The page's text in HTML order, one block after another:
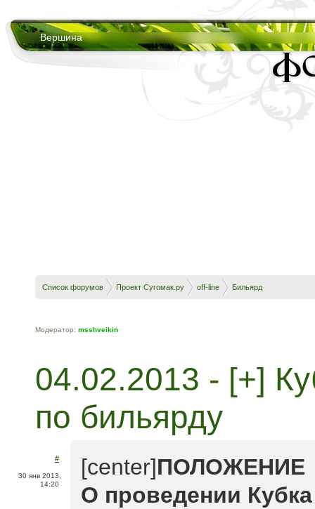
Вершина
Список форумов Проект Сугомак.ру off-line Бильярд
Модератор: msshveikin
04.02.2013 - [+]
по бильярду
#
30 янв 2013,
14:20
[center]ПОЛОЖЕНИЕ
О проведении